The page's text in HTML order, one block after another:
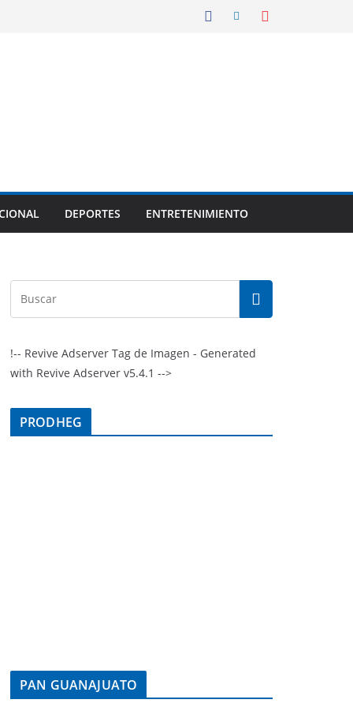
DEPORTES ENTRETENIMIENTO
!-- Revive Adserver Tag de Imagen - Generated
with Revive Adserver v5.4.1 -->
PRODHEG
PAN GUANAJUATO